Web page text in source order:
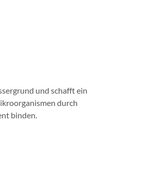
und schafft ein
durch
binden.